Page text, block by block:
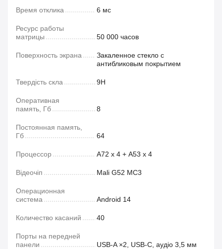
Время отклика 6 мс
Ресурс работы
матрицы
50 000 часов
Поверхность экрана
Закаленное стекло с
антибликовым покрытием
Твердість скла 9H
Оперативная
память, Гб
8
Постоянная память,
Гб
64
Процессор A72 х 4 + A53 х 4
Відеочіп Mali G52 MC3
Операционная
система
Android 14
Количество касаний 40
Порты на передней
панели
USB‑A ×2, USB‑C, аудіо 3,5 мм